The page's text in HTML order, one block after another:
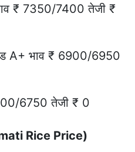
₹ 7350/7400 तेजी ₹
A+ भाव ₹ 6900/6950
6750 तेजी ₹ 0
Rice Price)